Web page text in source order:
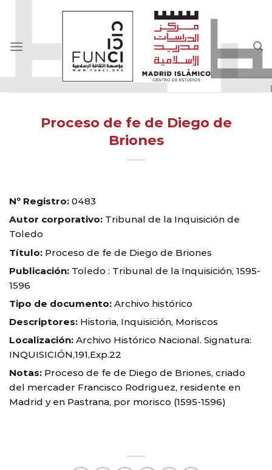
Proceso de fe de Diego de
Briones
Nº Registro: 0483
Autor corporativo: Tribunal de la Inquisición de
Toledo
Título: Proceso de fe de Diego de Briones
Publicación: Toledo : Tribunal de la Inquisición, 1595-
1596
Tipo de documento: Archivo histórico
Descriptores: Historia, Inquisición, Moriscos
Localización: Archivo Histórico Nacional. Signatura:
INQUISICIÓN,191,Exp.22
Notas: Proceso de fe de Diego de Briones, criado
del mercader Francisco Rodriguez, residente en
Madrid y en Pastrana, por morisco (1595-1596)